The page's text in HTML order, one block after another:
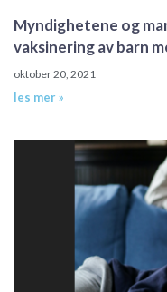
Myndighetene og
vaksinering av barn
oktober 20, 2021
les mer »